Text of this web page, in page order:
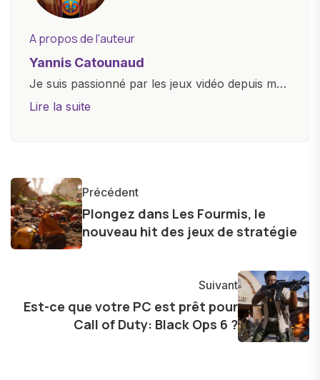
A propos de l'auteur
Yannis Catounaud
Je suis passionné par les jeux vidéo depuis mon
plus jeune âge. Mon amour pour l'univers
et bien d'autres gadgets technologiques. Armé
d'une curiosité insatiable, j'aime dévoiler les
dernières tendances et innovations, partageant
avec enthousiasme mes découvertes avec la
l'exploration constante des frontières de la
technologie me permet de présenter aux
lecteurs un aperçu captivant de ce que le futur
Lire la suite
Précédent
Plongez dans Les Fourmis, le
nouveau hit des jeux de stratégie
Suivant
Est-ce que votre PC est prêt pour
Call of Duty: Black Ops 6 ?